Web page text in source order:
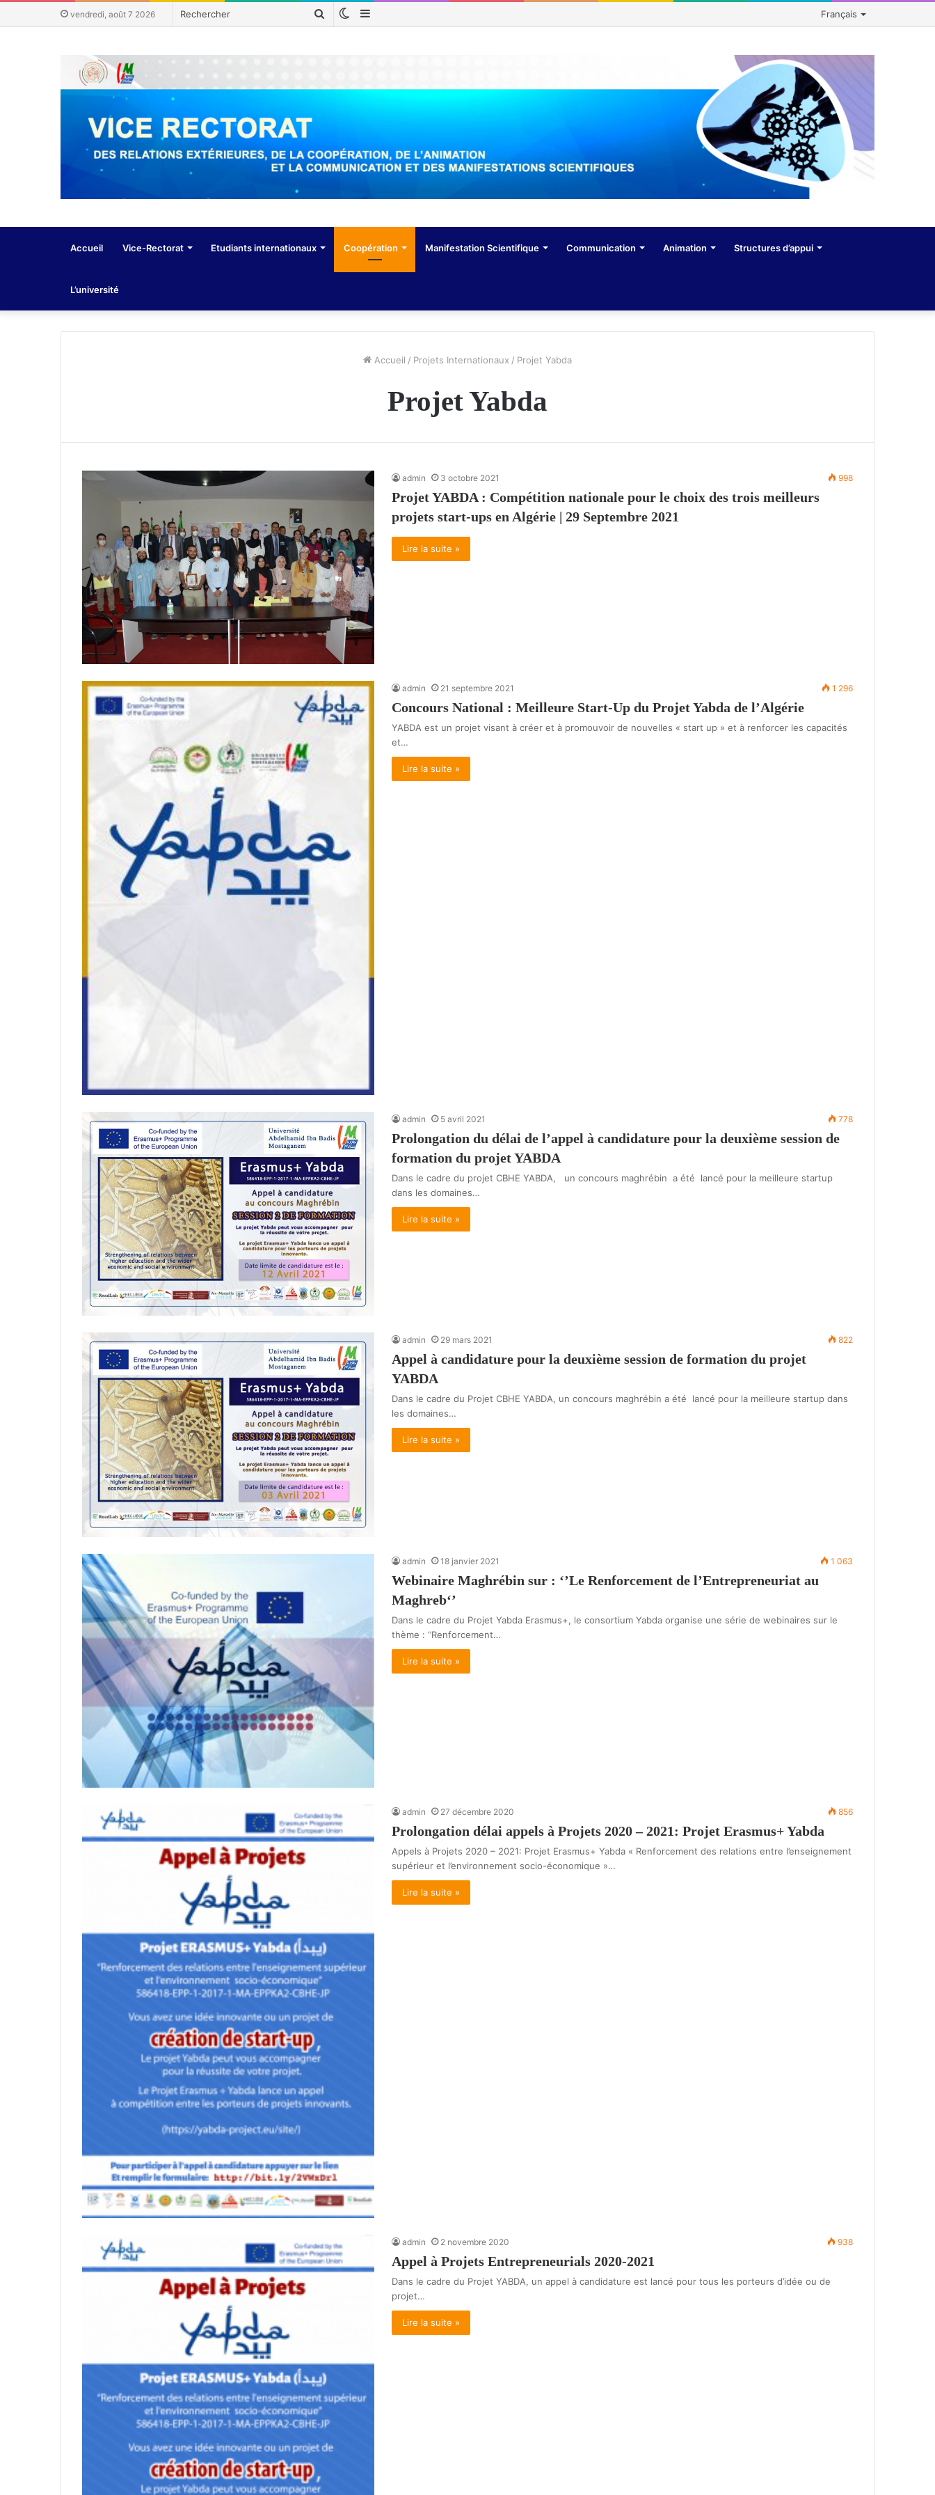
vendredi, août 7 2026 Rechercher
SwitchSidebar
Français
Accueil Vice-Rectorat Etudiants internationaux Coopération Manifestation Scientifique Communication Animation Structures d’appui
L’université
Accueil / Projets Internationaux / Projet Yabda
Projet Yabda
admin 3 octobre 2021 998
Projet YABDA : Compétition nationale pour le choix des trois meilleurs
projets start-ups en Algérie | 29 Septembre 2021
Lire la suite »
admin 21 septembre 2021 1 296
Concours National : Meilleure Start-Up du Projet Yabda de l’Algérie
YABDA est un projet visant à créer et à promouvoir de nouvelles « start up » et à renforcer les capacités
et…
Lire la suite »
admin 5 avril 2021 778
Prolongation du délai de l’appel à candidature pour la deuxième session de
formation du projet YABDA
Dans le cadre du projet CBHE YABDA, un concours maghrébin a été lancé pour la meilleure startup
dans les domaines…
Lire la suite »
admin 29 mars 2021 822
Appel à candidature pour la deuxième session de formation du projet
YABDA
Dans le cadre du Projet CBHE YABDA, un concours maghrébin a été lancé pour la meilleure startup dans
les domaines…
Lire la suite »
admin 18 janvier 2021 1 063
Webinaire Maghrébin sur : ‘’Le Renforcement de l’Entrepreneuriat au
Maghreb‘’
Dans le cadre du Projet Yabda Erasmus+, le consortium Yabda organise une série de webinaires sur le
thème : ‘’Renforcement…
Lire la suite »
admin 27 décembre 2020 856
Prolongation délai appels à Projets 2020 – 2021: Projet Erasmus+ Yabda
Appels à Projets 2020 – 2021: Projet Erasmus+ Yabda « Renforcement des relations entre l’enseignement
supérieur et l’environnement socio-économique »…
Lire la suite »
admin 2 novembre 2020 938
Appel à Projets Entrepreneurials 2020-2021
Dans le cadre du Projet YABDA, un appel à candidature est lancé pour tous les porteurs d’idée ou de
projet…
Lire la suite »